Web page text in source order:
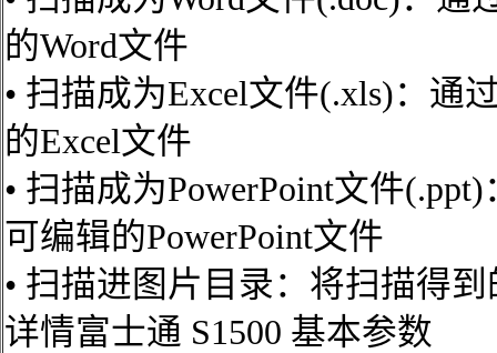
的Word文件
• 扫描成为Excel文件(.xls)：通
的Excel文件
• 扫描成为PowerPoint文件
可编辑的PowerPoint文件
• 扫描进图片目录：将扫描得
详情富士通 S1500 基本参数